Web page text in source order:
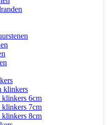
klinkers
klinkers 6cm
klinkers 7cm
klinkers 8cm